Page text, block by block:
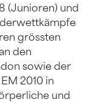
(Junioren) und
grössten
den
sowie der
2010 in
und